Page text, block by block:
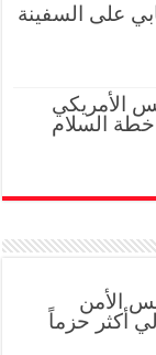
على السفينة
الأمريكي
خطة السلام
الأمن
أكثر حزماً